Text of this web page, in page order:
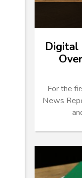
Digital
For the
News